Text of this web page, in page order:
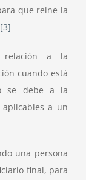
que reine la
[3]
relación a la
cuando está
se debe a la
aplicables a un
una persona
final, para